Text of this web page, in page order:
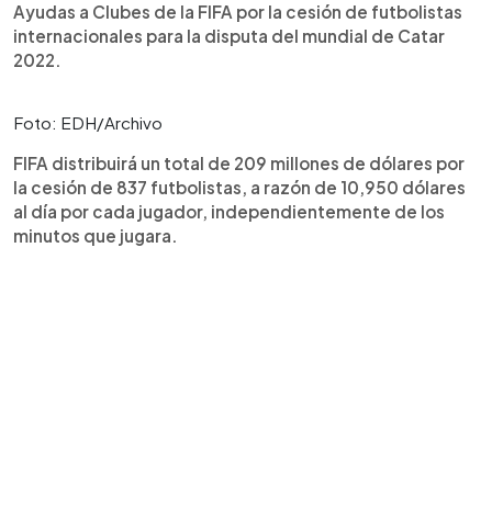
Ayudas a Clubes de la FIFA por la cesión de futbolistas
internacionales para la disputa del mundial de Catar
2022.
Foto: EDH/Archivo
FIFA distribuirá un total de 209 millones de dólares por
la cesión de 837 futbolistas, a razón de 10,950 dólares
al día por cada jugador, independientemente de los
minutos que jugara.